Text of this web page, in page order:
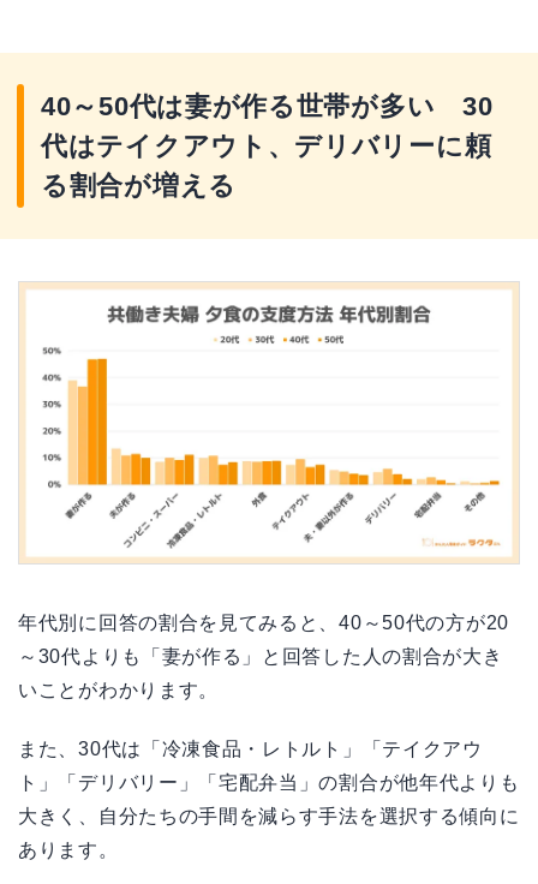
40～50代は妻が作る世帯が多い 30
代はテイクアウト、デリバリーに頼
る割合が増える
年代別に回答の割合を見てみると、40～50代の方が20
～30代よりも「妻が作る」と回答した人の割合が大き
いことがわかります。
また、30代は「冷凍食品・レトルト」「テイクアウ
ト」「デリバリー」「宅配弁当」の割合が他年代よりも
大きく、自分たちの手間を減らす手法を選択する傾向に
あります。